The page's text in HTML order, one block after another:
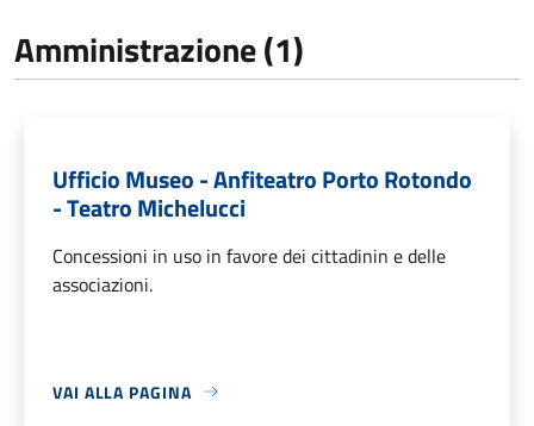
Amministrazione (1)
Ufficio Museo - Anfiteatro Porto Rotondo
- Teatro Michelucci
Concessioni in uso in favore dei cittadinin e delle
associazioni.
VAI ALLA PAGINA